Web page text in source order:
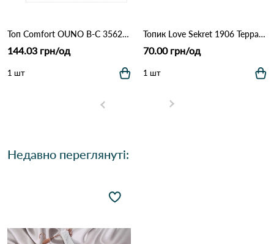
Топ Comfort OUNO B-C 3562 Різні кольори
144.03 грн/од
1 шт
Топик Love Sekret 1906 Терракота
70.00 грн/од
1 шт
Недавно переглянуті: